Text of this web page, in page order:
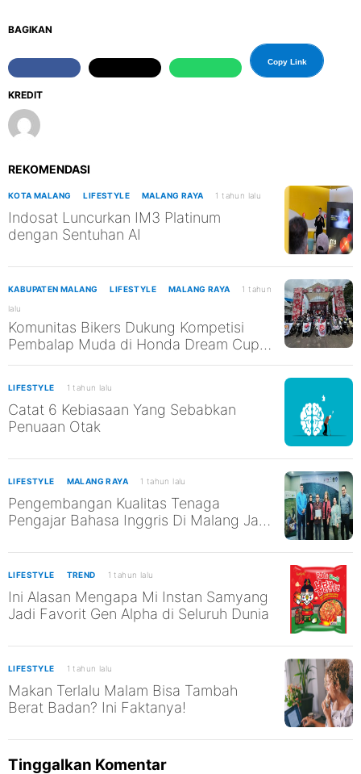
KREDIT
BAGIKAN
Copy Link
REKOMENDASI
KOTA MALANG LIFESTYLE MALANG RAYA 1 tahun lalu
Indosat Luncurkan IM3 Platinum
dengan Sentuhan AI
KABUPATEN MALANG LIFESTYLE MALANG RAYA
1 tahun
lalu
Komunitas Bikers Dukung Kompetisi
Pembalap Muda di Honda Dream Cup
2025 Malang
LIFESTYLE 1 tahun lalu
Catat 6 Kebiasaan Yang Sebabkan
Penuaan Otak
LIFESTYLE MALANG RAYA 1 tahun lalu
Pengembangan Kualitas Tenaga
Pengajar Bahasa Inggris Di Malang Jadi
LIFESTYLE TREND 1 tahun lalu
Ini Alasan Mengapa Mi Instan Samyang
Jadi Favorit Gen Alpha di Seluruh Dunia
LIFESTYLE 1 tahun lalu
Makan Terlalu Malam Bisa Tambah
Berat Badan? Ini Faktanya!
Tinggalkan Komentar